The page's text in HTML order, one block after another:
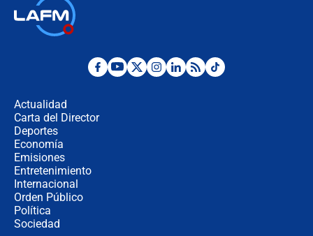
Desde dermatitis hasta infecciones:
Actualidad
Carta del Director
Deportes
Economía
Emisiones
Entretenimiento
Internacional
Orden Público
Política
Sociedad